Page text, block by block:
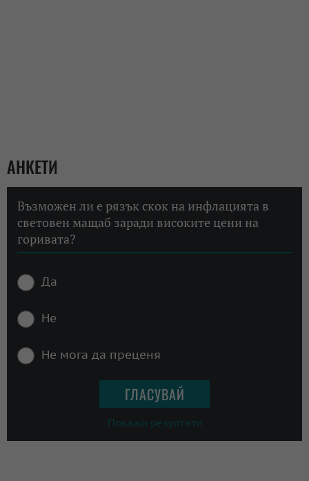
АНКЕТИ
Възможен ли е рязък скок на инфлацията в
световен мащаб заради високите цени на
горивата?
Да
Не
Не мога да преценя
Покажи резултати